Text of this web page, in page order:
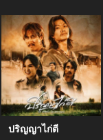
ปริญญาไก่ตี